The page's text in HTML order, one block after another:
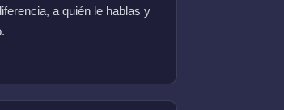
a quién le hablas y